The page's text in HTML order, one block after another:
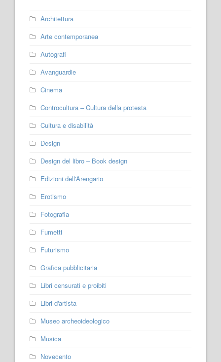
Architettura
Arte contemporanea
Autografi
Avanguardie
Cinema
Controcultura – Cultura della protesta
Cultura e disabilità
Design
Design del libro – Book design
Edizioni dell'Arengario
Erotismo
Fotografia
Fumetti
Futurismo
Grafica pubblicitaria
Libri censurati e proibiti
Libri d'artista
Museo archeoideologico
Musica
Novecento